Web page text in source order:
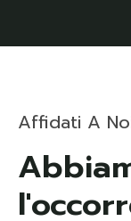
Affidati A